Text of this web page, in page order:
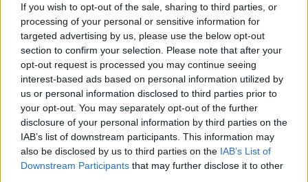
If you wish to opt-out of the sale, sharing to third parties, or
processing of your personal or sensitive information for
targeted advertising by us, please use the below opt-out
section to confirm your selection. Please note that after your
opt-out request is processed you may continue seeing
interest-based ads based on personal information utilized by
us or personal information disclosed to third parties prior to
your opt-out. You may separately opt-out of the further
disclosure of your personal information by third parties on the
IAB’s list of downstream participants. This information may
also be disclosed by us to third parties on the IAB’s List of
Downstream Participants that may further disclose it to other
Minka 11. rész
T. szereti a fiatal lányokat 14. rész
Pedig szóltam… – Miért nem hiszünk a
nőknek, amikor segítséget kérnek?